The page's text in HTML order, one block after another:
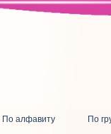
По алфавиту
По